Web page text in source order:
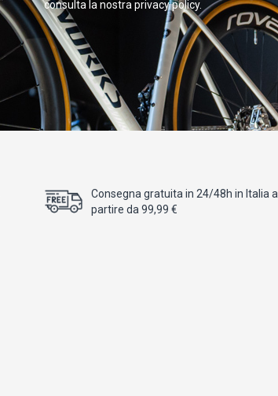
consulta la nostra privacy policy.
Consegna gratuita in 24/48h in Italia a
partire da 99,99 €